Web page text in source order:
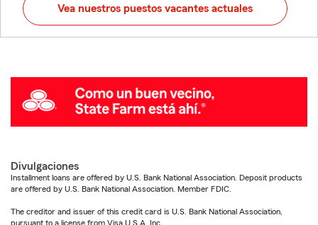
Vea nuestros puestos vacantes actuales
Divulgaciones
Installment loans are offered by U.S. Bank National Association. Deposit products
are offered by U.S. Bank National Association. Member FDIC.
The creditor and issuer of this credit card is U.S. Bank National Association,
pursuant to a license from Visa U.S.A. Inc.